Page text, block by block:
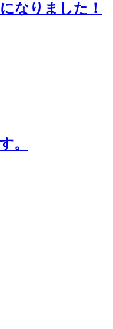
なりました！
。